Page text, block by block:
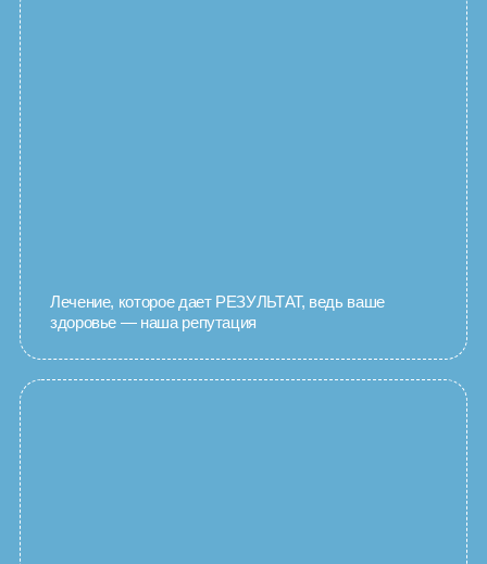
Лечение, которое дает РЕЗУЛЬТАТ, ведь ваше
здоровье — наша репутация